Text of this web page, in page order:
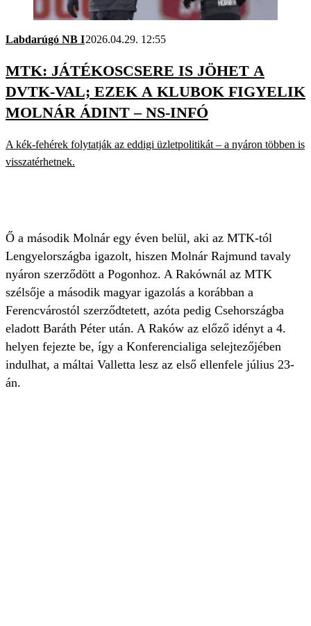
Labdarúgó NB I2026.04.29. 12:55
MTK: JÁTÉKOSCSERE IS JÖHET A
DVTK-VAL; EZEK A KLUBOK FIGYELIK
MOLNÁR ÁDINT – NS-INFÓ
A kék-fehérek folytatják az eddigi üzletpolitikát – a nyáron többen is
visszatérhetnek.
Ő a második Molnár egy éven belül, aki az MTK-tól
Lengyelországba igazolt, hiszen Molnár Rajmund tavaly
nyáron szerződött a Pogonhoz. A Rakównál az MTK
szélsője a második magyar igazolás a korábban a
Ferencvárostól szerződtetett, azóta pedig Csehországba
eladott Baráth Péter után. A Raków az előző idényt a 4.
helyen fejezte be, így a Konferencialiga selejtezőjében
indulhat, a máltai Valletta lesz az első ellenfele július 23-
án.